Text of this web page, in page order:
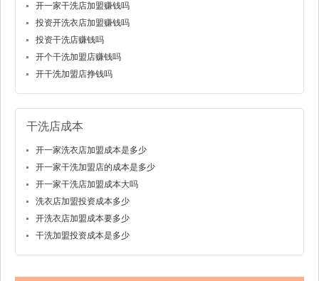
开一家干洗店加盟赚钱吗
投资开洗衣店加盟赚钱吗
投资干洗店赚钱吗
开个干洗加盟店赚钱吗
开干洗加盟店挣钱吗
干洗店成本
开一家洗衣店加盟成本是多少
开一家干洗加盟店的成本是多少
开一家干洗店加盟成本大吗
洗衣店加盟投资成本多少
开洗衣店加盟成本要多少
干洗加盟投资成本是多少